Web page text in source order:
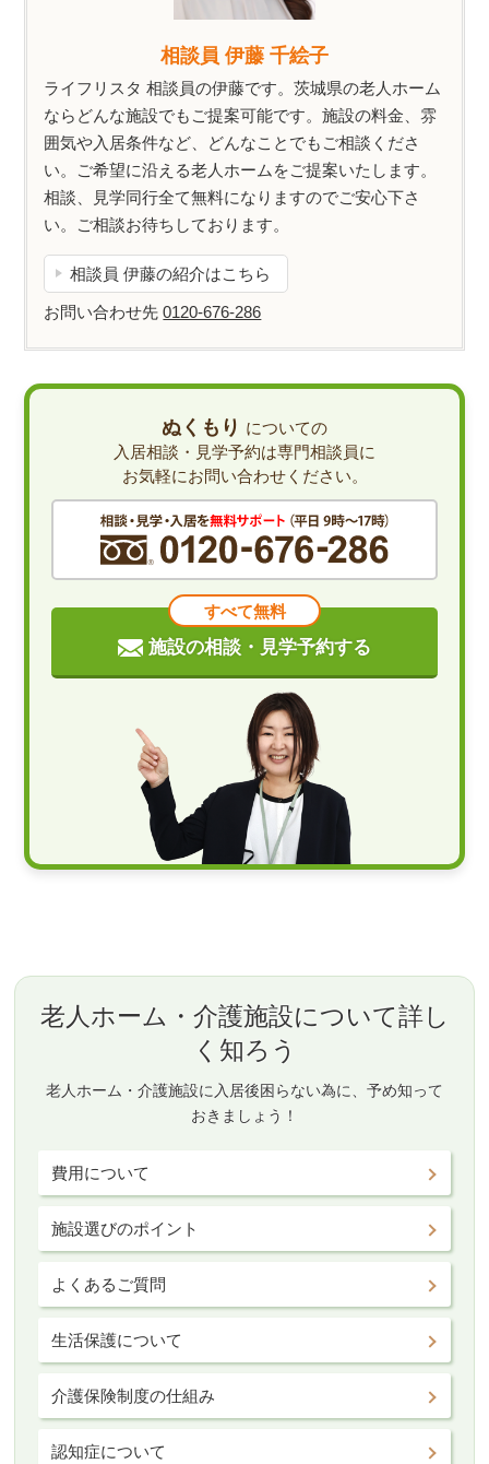
相談員 伊藤 千絵子
ライフリスタ 相談員の伊藤です。茨城県の老人ホーム
ならどんな施設でもご提案可能です。施設の料金、雰
囲気や入居条件など、どんなことでもご相談くださ
い。ご希望に沿える老人ホームをご提案いたします。
相談、見学同行全て無料になりますのでご安心下さ
い。ご相談お待ちしております。
相談員 伊藤の紹介はこちら
お問い合わせ先0120-676-286
ぬくもり についての
入居相談・見学予約は専門相談員に
お気軽にお問い合わせください。
すべて無料
施設の相談・見学予約する
老人ホーム・介護施設について詳し
く知ろう
老人ホーム・介護施設に入居後困らない為に、予め知って
おきましょう！
費用について
施設選びのポイント
よくあるご質問
生活保護について
介護保険制度の仕組み
認知症について